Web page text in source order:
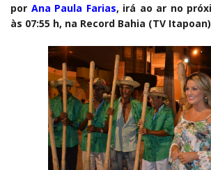
por Ana Paula Farias, irá ao ar no
às 07:55 h, na Record Bahia (TV